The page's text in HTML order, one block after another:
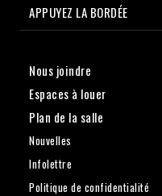
APPUYEZ LA BORDÉE
Nous joindre
Espaces à louer
Plan de la salle
Nouvelles
Infolettre
Politique de confidentialité